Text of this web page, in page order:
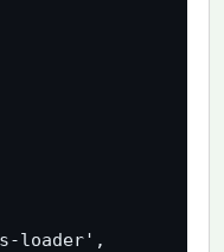
loader',